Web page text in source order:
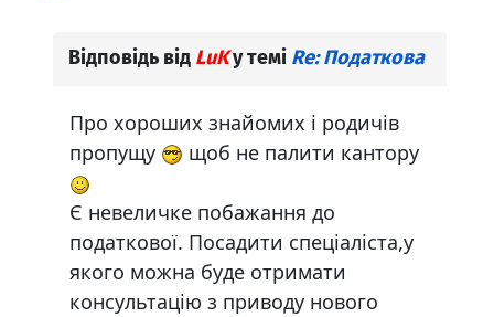
Відповідь від LuKу темі Re: Податкова
Про хороших знайомих і родичів
пропущу
щоб не палити кантору
Є невеличке побажання до
податкової. Посадити спеціаліста,у
якого можна буде отримати
консультацію з приводу нового